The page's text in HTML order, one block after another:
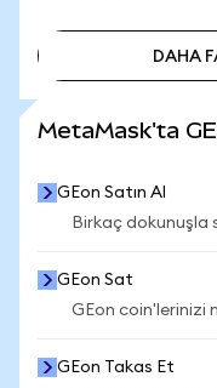
DAHA
MetaMask'ta
GEon Satın Al
Birkaç dokunuşla
GEon Sat
GEon coin'lerinizi
GEon Takas Et